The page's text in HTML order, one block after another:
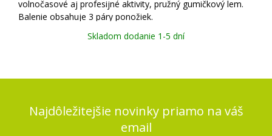
volnočasové aj profesijné aktivity, pružný gumičkový lem.
Balenie obsahuje 3 páry ponožiek.
Skladom dodanie 1-5 dní
Najdôležitejšie novinky priamo na váš
email